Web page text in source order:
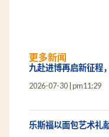
更多新闻
九赴进博再启新征程
2026-07-30 pm11:29
乐斯福以面包艺术礼